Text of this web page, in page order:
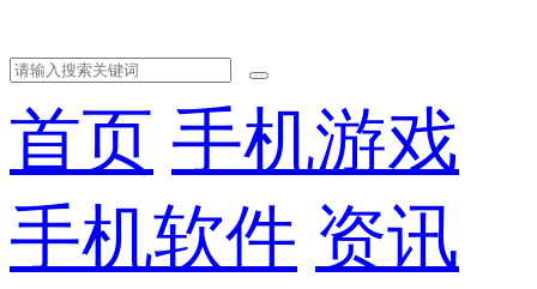
首页 手机游戏
手机软件 资讯